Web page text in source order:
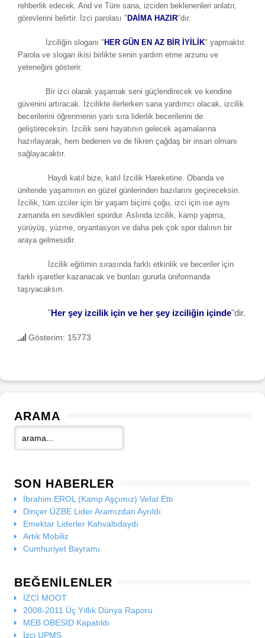
rehberlik edecek. And ve Türe sana, izciden beklenenleri anlatır,
görevlerini belirtir. İzci parolası " DAİMA HAZIR"dır.
İzciliğin sloganı " HER GÜN EN AZ BİR İYİLİK" yapmaktır.
Parola ve slogan ikisi birlikte senin yardım etme arzunu ve
yeteneğini gösterir.
Bir izci olarak yaşamak seni güçlendirecek ve kendine
güvenini artıracak. İzcilikte ilerlerken sana yardımcı olacak, izcilik
becerilerini öğrenmenin yanı sıra liderlik becerilerini de
geliştireceksin. İzcilik seni hayatının gelecek aşamalarına
hazırlayarak, hem bedenen ve de fikren çağdaş bir insan olmanı
sağlayacaktır.
Haydi katıl bize, katıl İzcilik Hareketine. Obanda ve
ünitende yaşamının en güzel günlerinden bazılarını geçireceksin.
İzcilik, tüm izciler için bir yaşam biçimi çoğu, izci için ise aynı
zamanda en sevdikleri spordur. Aslında izcilik, kamp yapma,
yürüyüş, yüzme, oryantasyon ve daha pek çok spor dalının bir
araya gelmesidir.
İzcilik eğitimin sırasında farklı etkinlik ve beceriler için
farklı işaretler kazanacak ve bunları gururla üniformanda
taşıyacaksın.
"Her şey izcilik için ve her şey izciliğin içinde"dir.
Gösterim: 15773
ARAMA
SON HABERLER
İbrahim EROL (Kamp Aşçımız) Vefat Etti
Dinçer ÜZBE Lider Aramızdan Ayrıldı
Emektar Liderler Kahvaltıdaydı
Artık Mobiliz
Cumhuriyet Bayramı
BEĞENILENLER
İZCİ MOOT
2008-2011 Üç Yıllık Dünya Raporu
MEB OBESİD Kapatıldı
İzci UPMS